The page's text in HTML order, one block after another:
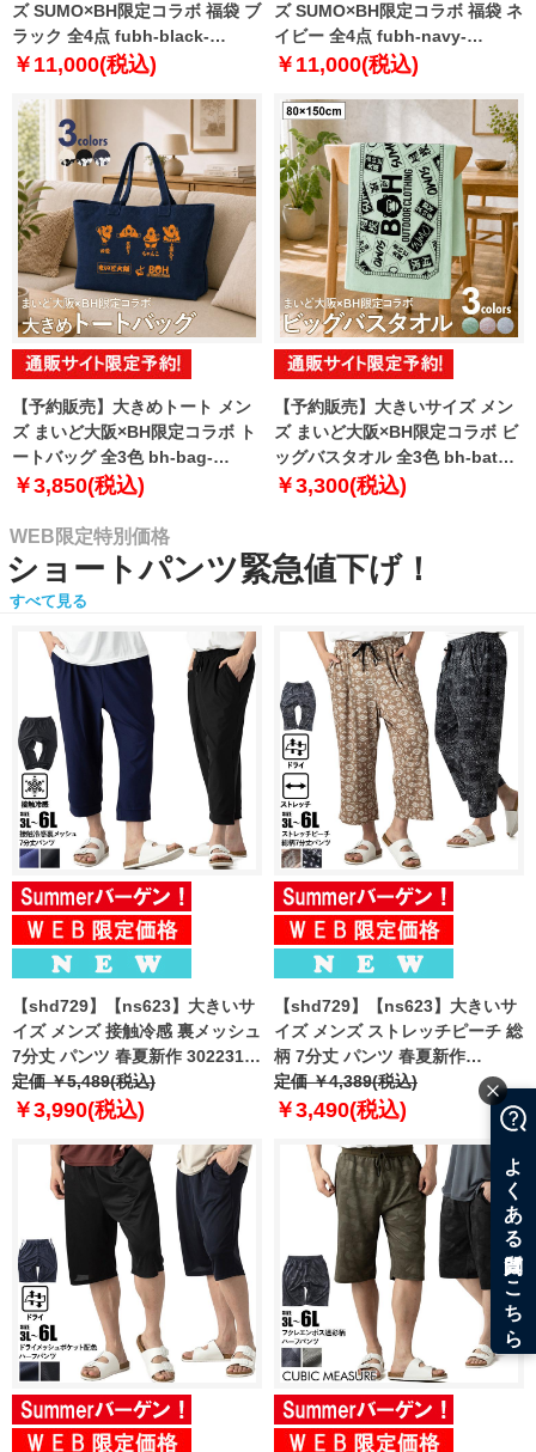
ズ SUMO×BH限定コラボ 福袋 ブ
ラック 全4点 fubh-black-
sumo999-b【10月下旬発送予
￥11,000(税込)
ズ SUMO×BH限定コラボ 福袋 ネ
イビー 全4点 fubh-navy-
sumo999-b【10月下旬発送予
￥11,000(税込)
【予約販売】大きめトート メン
ズ まいど大阪×BH限定コラボ ト
ートバッグ 全3色 bh-bag-
sumo999【10月下旬発送予定】
￥3,850(税込)
【予約販売】大きいサイズ メン
ズ まいど大阪×BH限定コラボ ビ
ッグバスタオル 全3色 bh-bath-
sumo999【10月下旬発送予定】
￥3,300(税込)
WEB限定特別価格
ショートパンツ緊急値下げ！
すべて見る
【shd729】【ns623】大きいサ
イズ メンズ 接触冷感 裏メッシュ
7分丈 パンツ 春夏新作 302231az
【fre】
定価 ￥5,489(税込)
￥3,990(税込)
【shd729】【ns623】大きいサ
イズ メンズ ストレッチピーチ 総
柄 7分丈 パンツ 春夏新作
302249az 【fre】
定価 ￥4,389(税込)
￥3,490(税込)